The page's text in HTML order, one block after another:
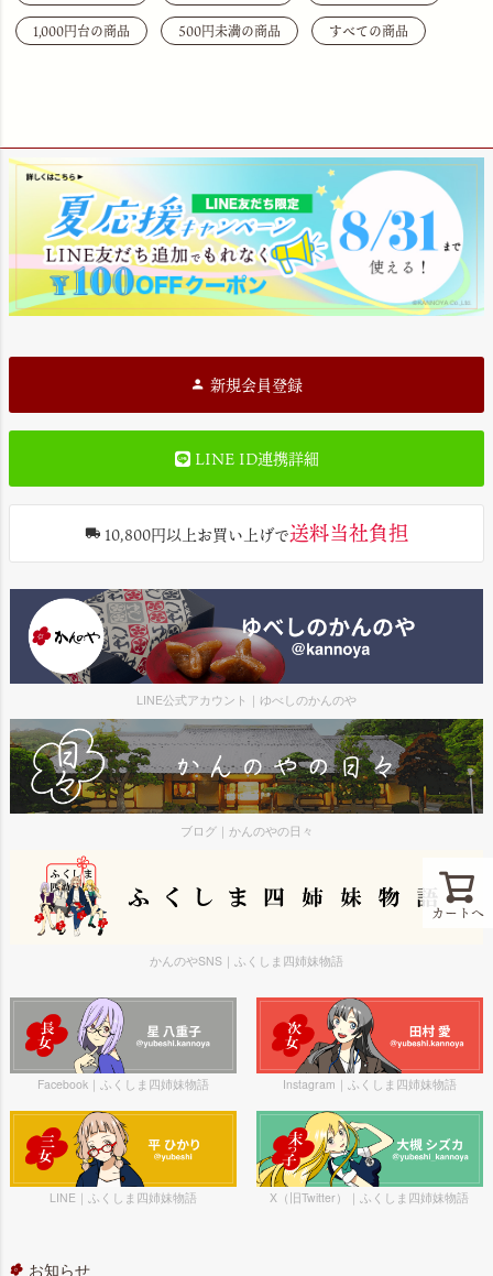
カートへ
1,000円台の商品
500円未満の商品 すべての商品
新規会員登録
LINE ID連携詳細
10,800円以上お買い上げで送料当社負担
LINE公式アカウント｜ゆべしのかんのや
ブログ｜かんのやの日々
かんのやSNS｜ふくしま四姉妹物語
Facebook｜ふくしま四姉妹物語 Instagram｜ふくしま四姉妹物語
LINE｜ふくしま四姉妹物語 X（旧Twitter）｜ふくしま四姉妹物語
お知らせ